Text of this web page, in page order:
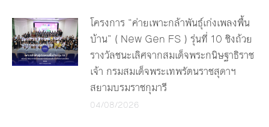
โครงการ “ค่ายเพาะกล้าพันธุ์เก่งเพลงพื้น
บ้าน” ( New Gen FS ) รุ่นที่ 10 ชิงถ้วย
รางวัลชนะเลิศจากสมเด็จพระกนิษฐาธิราช
เจ้า กรมสมเด็จพระเทพรัตนราชสุดาฯ
สยามบรมราชกุมารี
04/08/2026